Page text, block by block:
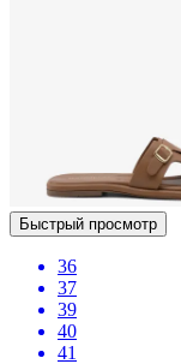
Быстрый просмотр
36
37
39
40
41